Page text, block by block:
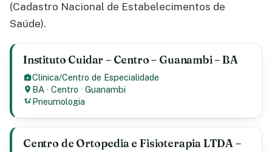
(Cadastro Nacional de Estabelecimentos de
Saúde).
Instituto Cuidar – Centro – Guanambi – BA
Clinica/Centro de Especialidade
BA ·Centro ·Guanambi
Pneumologia
Centro de Ortopedia e Fisioterapia LTDA –